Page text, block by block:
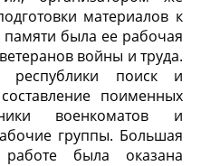
материалов к
памяти была ее рабочая
войны и труда.
поиск и
поименных
военкоматов и
группы. Большая
была оказана